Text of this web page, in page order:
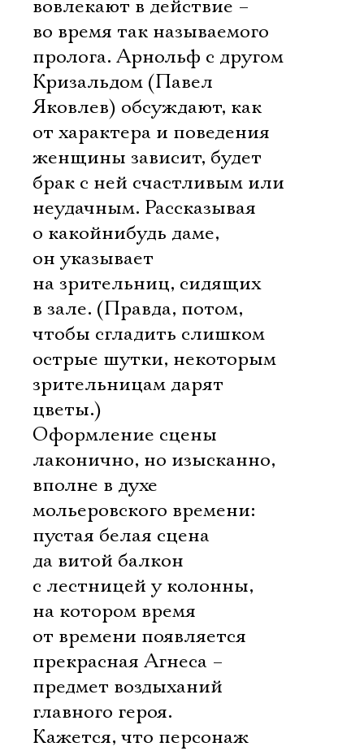
вовлекают в действие –
во время так называемого
пролога. Арнольф с другом
Кризальдом (Павел
Яковлев) обсуждают, как
от характера и поведения
женщины зависит, будет
брак с ней счастливым или
неудачным. Рассказывая
о какой­нибудь даме,
он указывает
на зрительниц, сидящих
в зале. (Правда, потом,
чтобы сгладить слишком
острые шутки, некоторым
зрительницам дарят
цветы.)
Оформление сцены
лаконично, но изысканно,
вполне в духе
мольеровского времени:
пустая белая сцена
да витой балкон
с лестницей у колонны,
на котором время
от времени появляется
прекрасная Агнеса –
предмет воздыханий
главного героя.
Кажется, что персонаж